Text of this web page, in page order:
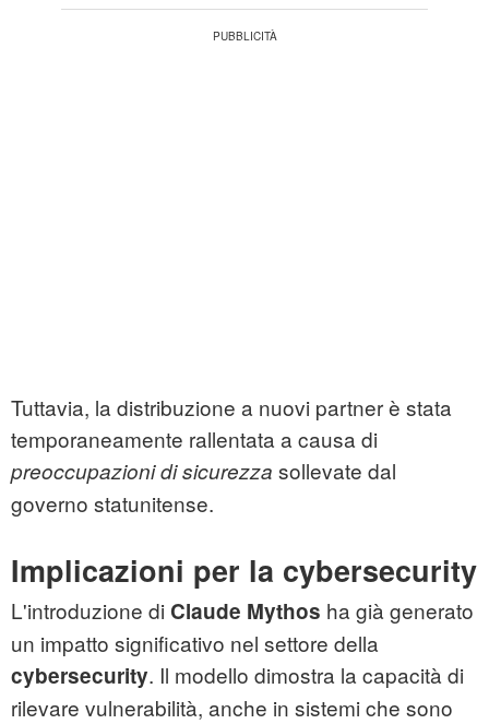
Tuttavia, la distribuzione a nuovi partner è stata
temporaneamente rallentata a causa di
preoccupazioni di sicurezza sollevate dal
governo statunitense.
Implicazioni per la cybersecurity
L'introduzione di Claude Mythos ha già generato
un impatto significativo nel settore della
cybersecurity. Il modello dimostra la capacità di
rilevare vulnerabilità, anche in sistemi che sono